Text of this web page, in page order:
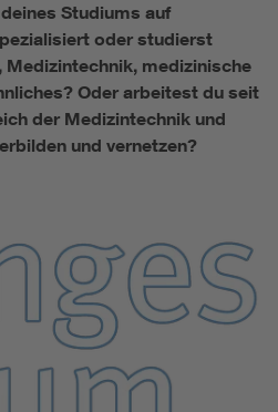
Studiums auf
oder studierst
Medizintechnik, medizinische
Oder arbeitest du seit
der Medizintechnik und
und vernetzen?